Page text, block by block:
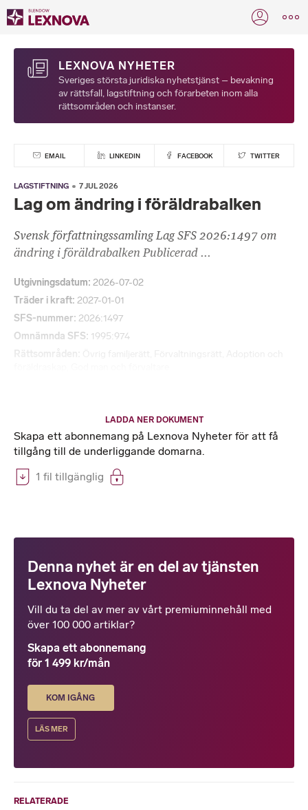
LEXNOVA NYHETER
Sveriges största juridiska nyhetstjänst – bevakning
av rättsfall, lagstiftning och förarbeten inom alla
rättsområden och instanser.
EMAIL LINKEDIN FACEBOOK TWITTER
LAGSTIFTNING 7 JUL 2026
Lag om ändring i föräldrabalken
Svensk författningssamling Lag SFS 2026:1497 om
ändring i föräldrabalken Publicerad ...
Utgivningsdatum 2026-07-02
Träder i kraft 2027-01-01
SFS-nummer 2026:1497
Omnämnda SFS 1995:974
LADDA NER DOKUMENT
Skapa ett abonnemang på Lexnova Nyheter för att få
tillgång till de underliggande domarna.
1 fil tillgänglig
Denna nyhet är en del av tjänsten
Lexnova Nyheter
Vill du ta del av mer av vårt premiuminnehåll med
över 100 000 artiklar?
Skapa ett abonnemang
för 1 499 kr/mån
KOM IGÅNG
LÄS MER
RELATERADE